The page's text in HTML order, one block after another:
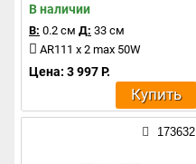
В наличии
В: 0.2 см Д: 33 см
AR111 x 2 max 50W
Цена: 3 997 Р.
Купить
173632